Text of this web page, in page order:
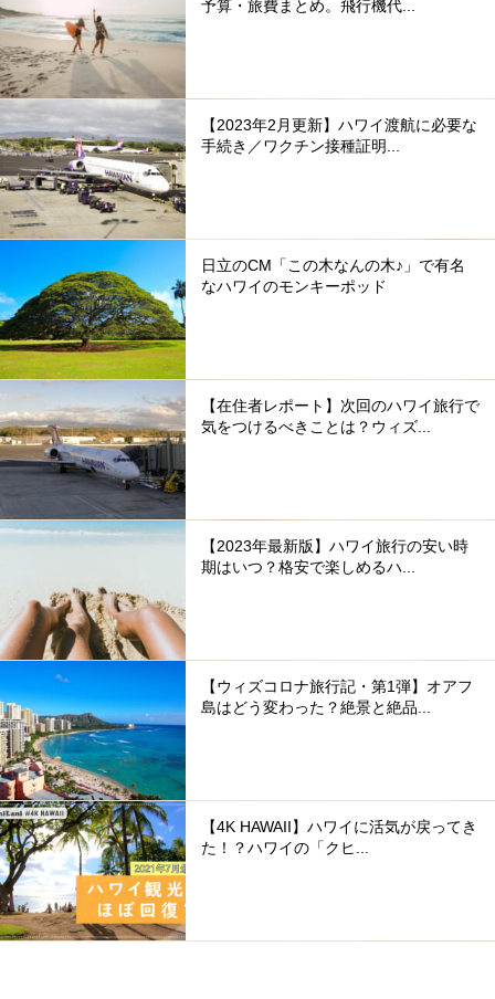
予算・旅費まとめ。飛行機代...
【2023年2月更新】ハワイ渡航に必要な
手続き／ワクチン接種証明...
日立のCM「この木なんの木♪」で有名
なハワイのモンキーポッド
【在住者レポート】次回のハワイ旅行で
気をつけるべきことは？ウィズ...
【2023年最新版】ハワイ旅行の安い時
期はいつ？格安で楽しめるハ...
【ウィズコロナ旅行記・第1弾】オアフ
島はどう変わった？絶景と絶品...
【4K HAWAII】ハワイに活気が戻ってき
た！？ハワイの「クヒ...